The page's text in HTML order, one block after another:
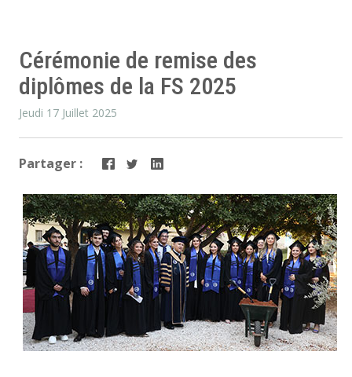
Cérémonie de remise des
diplômes de la FS 2025
Jeudi 17 Juillet 2025
Partager :